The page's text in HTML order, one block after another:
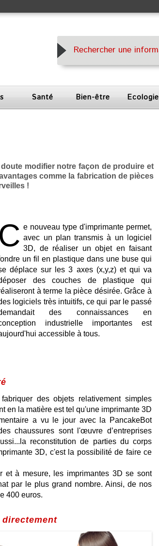
Santé Bien-être Ecologie
modifier notre façon de produire et
comme la fabrication de pièces
!
C e nouveau type d'imprimante permet,
avec un plan transmis à un logiciel
3D, de réaliser un objet en faisant
un fil en plastique dans une buse qui
déplace sur les 3 axes (x,y,z) et qui va
des couches de plastique qui
à terme la pièce désirée. Grâce à
logiciels très intuitifs, ce qui par le passé
des connaissances en
industrielle importantes est
accessible à tous.
des objets relativement simples
en la matière est tel qu'une imprimante 3D
a vu le jour avec la PancakeBot
chaussures sont l'œuvre d’entreprises
reconstitution de parties du corps
3D, c'est la possibilité de faire ce
et à mesure, les imprimantes 3D se sont
par le plus grand nombre. Ainsi, de nos
400 euros.
directement